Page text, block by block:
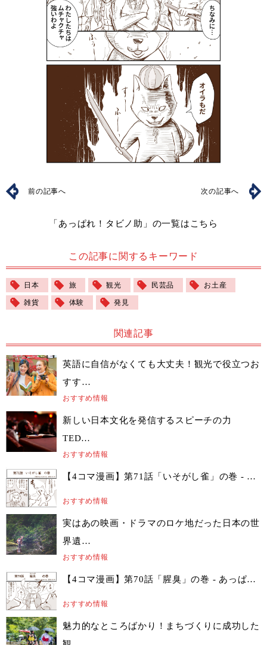
前の記事へ 次の記事へ
「あっぱれ！タビノ助」の一覧はこちら
この記事に関するキーワード
日本 旅 観光 民芸品 お土産
雑貨 体験 発見
関連記事
英語に自信がなくても大丈夫！観光で役立つお
すす…
おすすめ情報
新しい日本文化を発信するスピーチの力
TED…
おすすめ情報
【4コマ漫画】第71話「いそがし雀」の巻 - …
おすすめ情報
実はあの映画・ドラマのロケ地だった日本の世
界遺…
おすすめ情報
【4コマ漫画】第70話「腥臭」の巻 - あっぱ…
おすすめ情報
魅力的なところばかり！まちづくりに成功した